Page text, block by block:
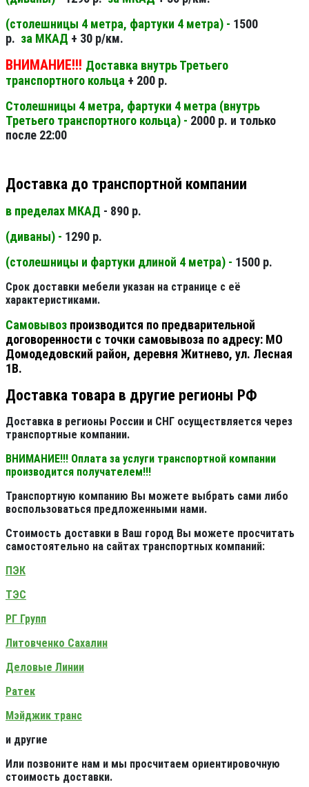
(столешницы 4 метра, фартуки 4 метра) - 1500
р. за МКАД + 30 р/км.
ВНИМАНИЕ!!! Доставка внутрь Третьего
транспортного кольца + 200 р.
Столешницы 4 метра, фартуки 4 метра (внутрь
Третьего транспортного кольца) - 2000 р. и только
после 22:00
Доставка до транспортной компании
в пределах МКАД - 890 р.
(диваны) - 1290 р.
(столешницы и фартуки длиной 4 метра) - 1500 р.
Срок доставки мебели указан на странице с её
характеристиками.
Самовывоз производится по предварительной
договоренности с точки самовывоза по адресу: МО
Домодедовский район, деревня Житнево, ул. Лесная
1В.
Доставка товара в другие регионы РФ
Доставка в регионы России и СНГ осуществляется через
транспортные компании.
ВНИМАНИЕ!!! Оплата за услуги транспортной компании
производится получателем!!!
Транспортную компанию Вы можете выбрать сами либо
воспользоваться предложенными нами.
Стоимость доставки в Ваш город Вы можете просчитать
самостоятельно на сайтах транспортных компаний:
ПЭК
ТЭС
РГ Групп
Литовченко Сахалин
Деловые Линии
Ратек
Мэйджик транс
и другие
Или позвоните нам и мы просчитаем ориентировочную
стоимость доставки.